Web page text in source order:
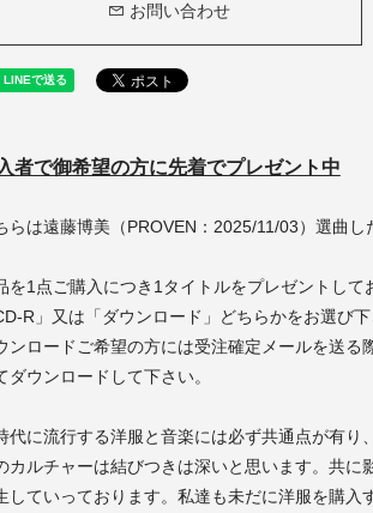
お問い合わせ
者で御希望の方に先着でプレゼント中
らは遠藤博美（PROVEN：2025/11/03）選曲し
を1点ご購入につき1タイトルをプレゼントして
R」又は「ダウンロード」どちらかをお選び下
ンロードご希望の方には受注確定メールを送
ダウンロードして下さい。
代に流行する洋服と音楽には必ず共通点が有
カルチャーは結びつきは深いと思います。共
していっております。私達も未だに洋服を購入